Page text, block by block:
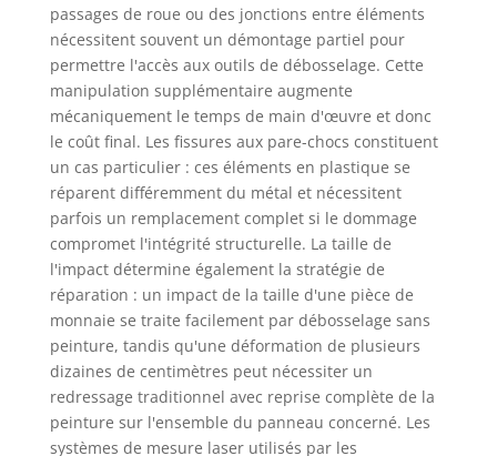
passages de roue ou des jonctions entre éléments
nécessitent souvent un démontage partiel pour
permettre l'accès aux outils de débosselage. Cette
manipulation supplémentaire augmente
mécaniquement le temps de main d'œuvre et donc
le coût final. Les fissures aux pare-chocs constituent
un cas particulier : ces éléments en plastique se
réparent différemment du métal et nécessitent
parfois un remplacement complet si le dommage
compromet l'intégrité structurelle. La taille de
l'impact détermine également la stratégie de
réparation : un impact de la taille d'une pièce de
monnaie se traite facilement par débosselage sans
peinture, tandis qu'une déformation de plusieurs
dizaines de centimètres peut nécessiter un
redressage traditionnel avec reprise complète de la
peinture sur l'ensemble du panneau concerné. Les
systèmes de mesure laser utilisés par les